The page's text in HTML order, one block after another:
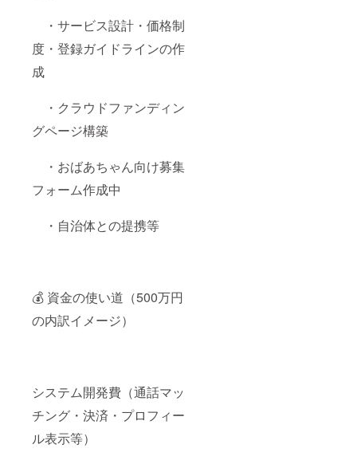
・サービス設計・価格制
度・登録ガイドラインの作
成
・クラウドファンディン
グページ構築
・おばあちゃん向け募集
フォーム作成中
・自治体との提携等
💰 資金の使い道（500万円
の内訳イメージ）
システム開発費（通話マッ
チング・決済・プロフィー
ル表示等）